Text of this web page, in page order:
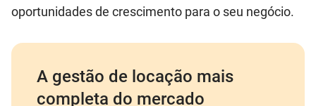
oportunidades de crescimento para o seu negócio.
A gestão de locação mais
completa do mercado